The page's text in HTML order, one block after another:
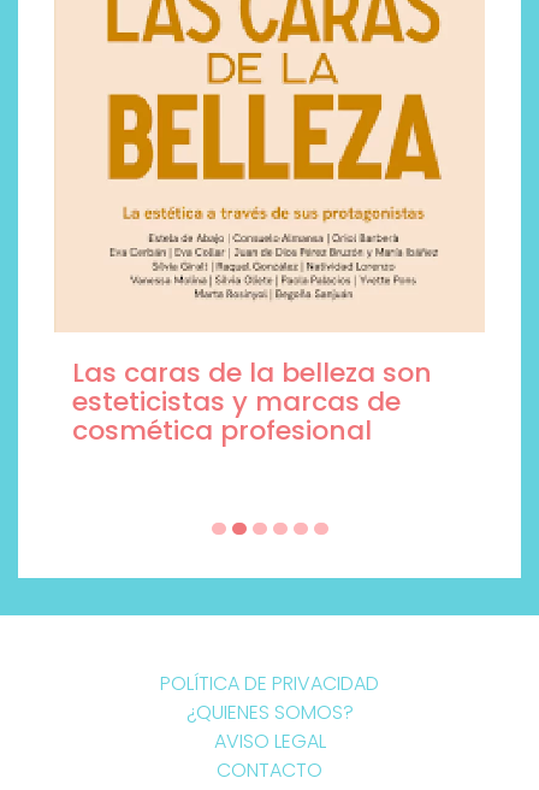
Las caras de la belleza son
esteticistas y marcas de
cosmética profesional
POLÍTICA DE PRIVACIDAD
¿QUIENES SOMOS?
AVISO LEGAL
CONTACTO